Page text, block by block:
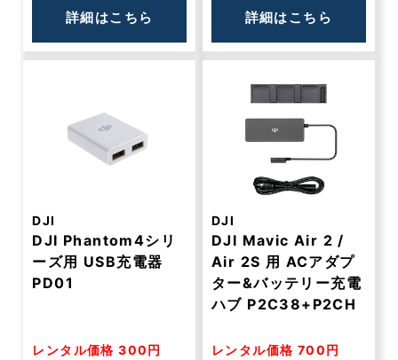
詳細はこちら 詳細はこちら
DJI
DJI Phantom4シリ
ーズ用 USB充電器
PD01
レンタル価格 300円
DJI
DJI Mavic Air 2 /
Air 2S 用 ACアダプ
ター&バッテリー充電
ハブ P2C38+P2CH
レンタル価格 700円